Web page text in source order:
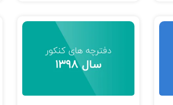
دانلود دفترچه کنکور دکتری آی
تی
سال 1398
دانلود دفترچه